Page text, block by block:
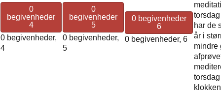
0
begivenheder
4
0 begivenheder,
4
0
begivenheder
5
0 begivenheder,
5
0 begivenheder
6
0 begivenheder, 6
har de
år i
mindre